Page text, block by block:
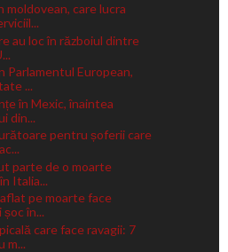
moldovean, care lucra
au loc în războiul dintre
Parlamentul European,
...
în Mexic, înaintea
din...
pentru șoferii care
parte de o moarte
Italia...
pe moarte face
șoc în...
care face ravagii: 7
m...